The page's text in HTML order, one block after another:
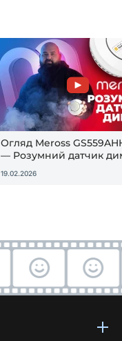
Огляд Meross
— Розумний датчик
Apple HomeKit! Чи
купувати?
19.02.2026